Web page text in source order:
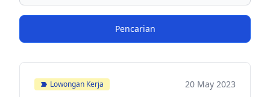
Pencarian
Lowongan Kerja 20 May 2023